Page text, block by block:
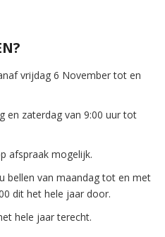
vrijdag 6 November tot en
en zaterdag van 9:00 uur tot
afspraak mogelijk.
bellen van maandag tot en met
dit het hele jaar door.
hele jaar terecht.